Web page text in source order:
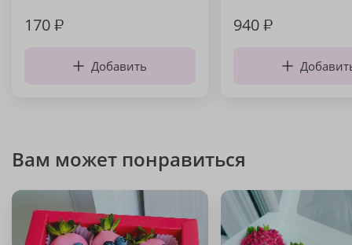
170₽
Добавить
940₽
Вам может понравиться